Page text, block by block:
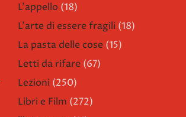
L'appello (18)
L'arte di essere fragili (18)
La pasta delle cose (15)
Letti da rifare (67)
Lezioni (250)
Libri e Film (272)